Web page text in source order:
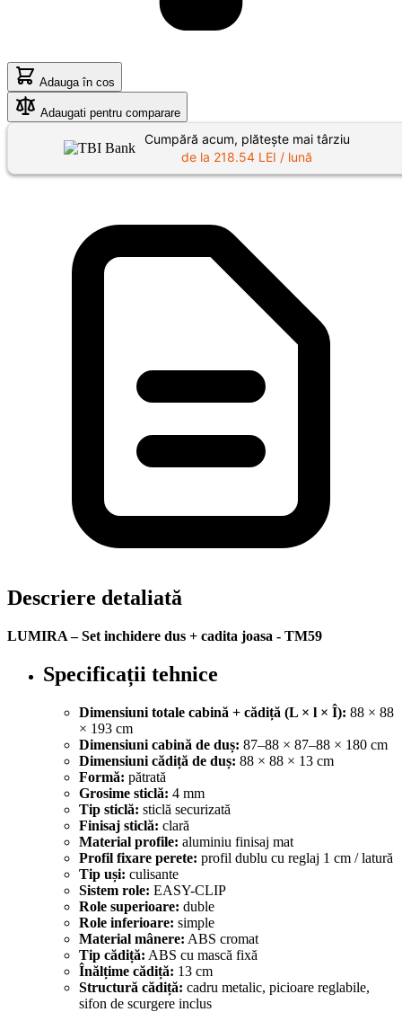
Adauga în cos
Adaugati pentru comparare
Cumpără acum, plătește mai târziu
de la 218.54 LEI / lună
Descriere detaliată
LUMIRA – Set inchidere dus + cadita joasa - TM59
Specificații tehnice
Dimensiuni totale cabină + cădiță (L × l × Î): 88 × 88
× 193 cm
Dimensiuni cabină de duș: 87–88 × 87–88 × 180 cm
Dimensiuni cădiță de duș: 88 × 88 × 13 cm
Formă: pătrată
Grosime sticlă: 4 mm
Tip sticlă: sticlă securizată
Finisaj sticlă: clară
Material profile: aluminiu finisaj mat
Profil fixare perete: profil dublu cu reglaj 1 cm / latură
Tip uși: culisante
Sistem role: EASY-CLIP
Role superioare: duble
Role inferioare: simple
Material mânere: ABS cromat
Tip cădiță: ABS cu mască fixă
Înălțime cădiță: 13 cm
Structură cădiță: cadru metalic, picioare reglabile,
sifon de scurgere inclus